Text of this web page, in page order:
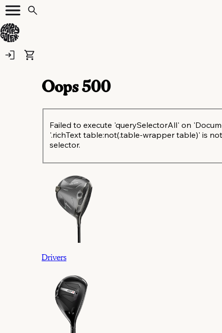
Oops500
Failed to execute 'querySelectorAll' on
'.richText table:not(.table-wrapper table)' is
selector.
Drivers